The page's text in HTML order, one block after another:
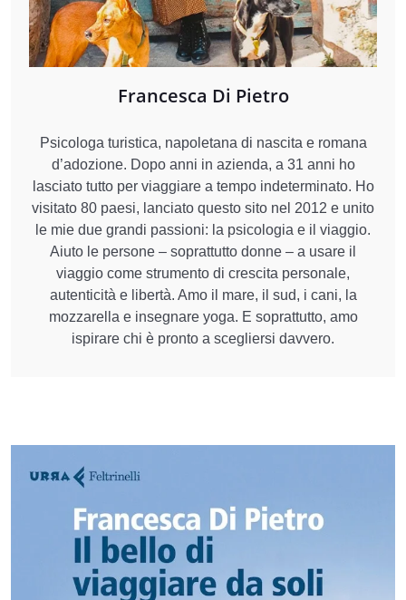
Francesca Di Pietro
Psicologa turistica, napoletana di nascita e romana
d’adozione. Dopo anni in azienda, a 31 anni ho
lasciato tutto per viaggiare a tempo indeterminato. Ho
visitato 80 paesi, lanciato questo sito nel 2012 e unito
le mie due grandi passioni: la psicologia e il viaggio.
Aiuto le persone – soprattutto donne – a usare il
viaggio come strumento di crescita personale,
autenticità e libertà. Amo il mare, il sud, i cani, la
mozzarella e insegnare yoga. E soprattutto, amo
ispirare chi è pronto a scegliersi davvero.